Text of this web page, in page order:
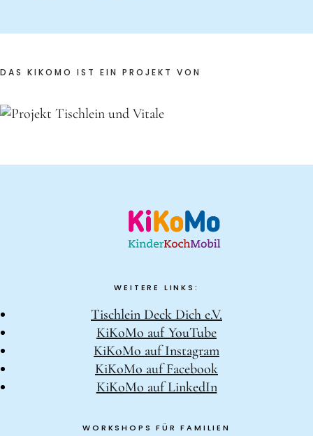
DAS KIKOMO IST EIN PROJEKT VON
WEITERE LINKS:
Tischlein Deck Dich e.V.
KiKoMo auf YouTube
KiKoMo auf Instagram
KiKoMo auf Facebook
KiKoMo auf LinkedIn
WORKSHOPS FÜR FAMILIEN